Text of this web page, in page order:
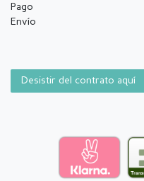
Pago
Envío
Desistir del contrato aquí